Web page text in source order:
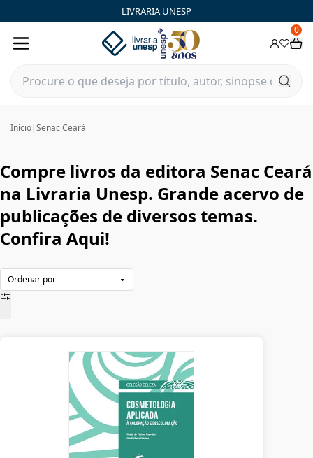
LIVRARIA UNESP
0
Início|Senac Ceará
Compre livros da editora Senac Ceará
na Livraria Unesp. Grande acervo de
publicações de diversos temas.
Confira Aqui!
Senac Ceará|Livraria Unesp | FastStore PLP